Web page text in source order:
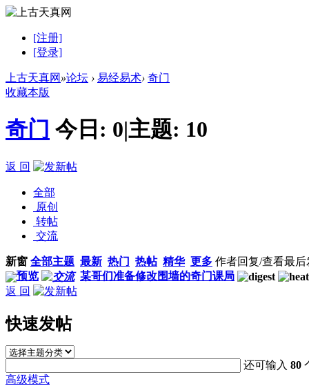
[注册]
[登录]
上古天真网 »论坛 › 易经易术› 奇门
收藏本版
奇门 今日: 0|主题: 10
返 回
全部
原创
转帖
交流
新窗 全部主题 最新 热门 热帖 精华 更多 作者回复/查看最后
预览
某哥们准备修改围墙的奇门课局
返 回
快速发帖
还可输入80
高级模式